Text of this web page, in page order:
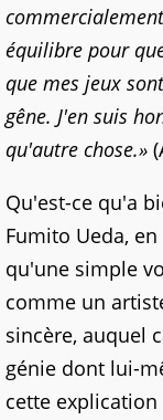
équilibre pour
que mes jeux
gêne. J'en suis
qu'autre chose.»
Qu'est-ce qu'a
Fumito Ueda,
qu'une simple
comme un
sincère, auquel
génie dont lui-
cette